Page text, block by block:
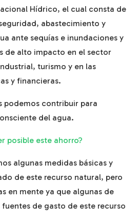
Hídrico, el cual consta de
abastecimiento y
ante sequías e inundaciones y
de alto impacto en el sector
turismo y en las
y financieras.
podemos contribuir para
del agua.
posible este ahorro?
algunas medidas básicas y
de este recurso natural, pero
en mente ya que algunas de
fuentes de gasto de este recurso